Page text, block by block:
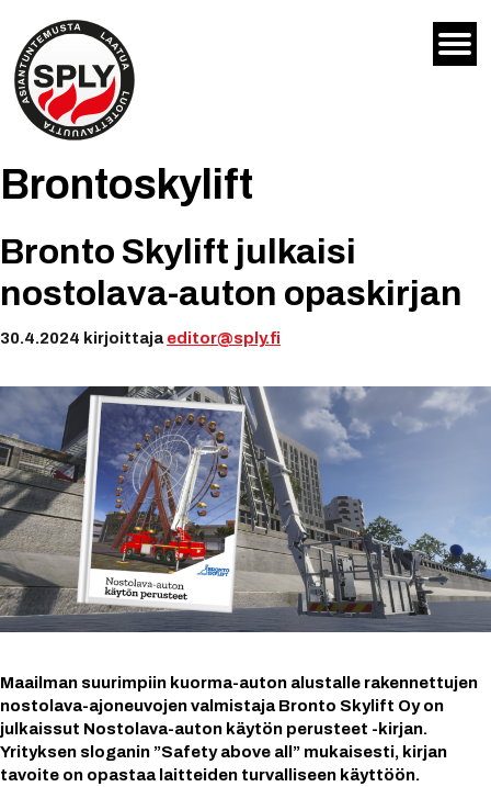
sisältöön
Brontoskylift
Bronto Skylift julkaisi
nostolava-auton opaskirjan
30.4.2024 kirjoittaja editor@sply.fi
Maailman suurimpiin kuorma-auton alustalle rakennettujen
nostolava-ajoneuvojen valmistaja Bronto Skylift Oy on
julkaissut Nostolava-auton käytön perusteet -kirjan.
Yrityksen sloganin ”Safety above all” mukaisesti, kirjan
tavoite on opastaa laitteiden turvalliseen käyttöön.